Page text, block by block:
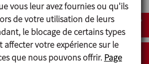
vous leur avez fournies ou qu'ils
de votre utilisation de leurs
le blocage de certains types
affecter votre expérience sur le
que nous pouvons offrir. Page